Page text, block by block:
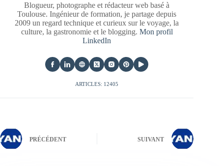
Blogueur, photographe et rédacteur web basé à
Toulouse. Ingénieur de formation, je partage depuis
2009 un regard technique et curieux sur le voyage, la
culture, la gastronomie et le blogging. Mon profil
LinkedIn
ARTICLES: 12405
PRÉCÉDENT SUIVANT